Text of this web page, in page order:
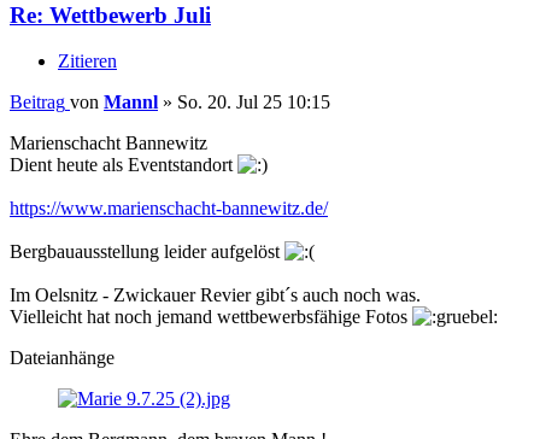
Re: Wettbewerb Juli
Zitieren
Beitrag von Mannl » So. 20. Jul 25 10:15
Marienschacht Bannewitz
Dient heute als Eventstandort
https://www.marienschacht-bannewitz.de/
Bergbauausstellung leider aufgelöst
Im Oelsnitz - Zwickauer Revier gibt´s auch noch was.
Vielleicht hat noch jemand wettbewerbsfähige Fotos
Dateianhänge